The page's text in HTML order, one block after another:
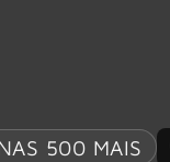
500 MAIS